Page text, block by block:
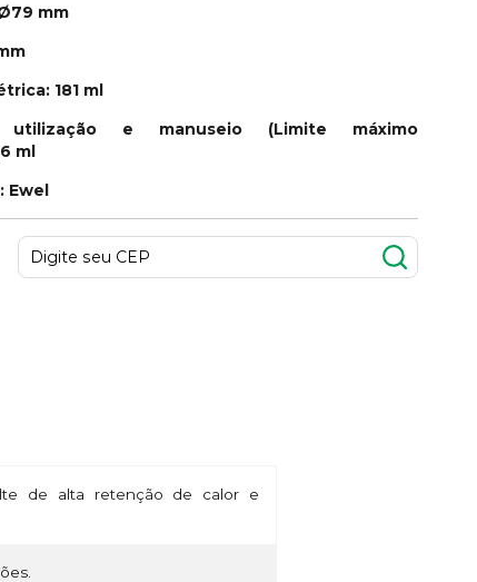
mm
181 ml
utilização e manuseio (Limite máximo
ml
Ewel
de alta retenção de calor e